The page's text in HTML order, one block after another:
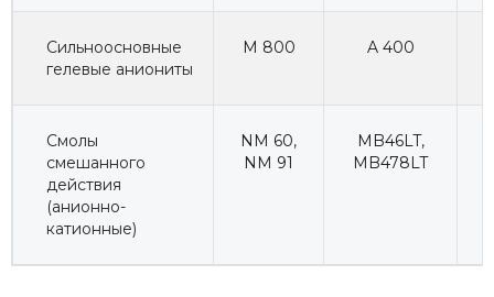
Сильноосновные
гелевые аниониты
M 800 A 400
Смолы
смешанного
действия
(анионно-
катионные)
NM 60,
NM 91
MB46LT,
MB478LT